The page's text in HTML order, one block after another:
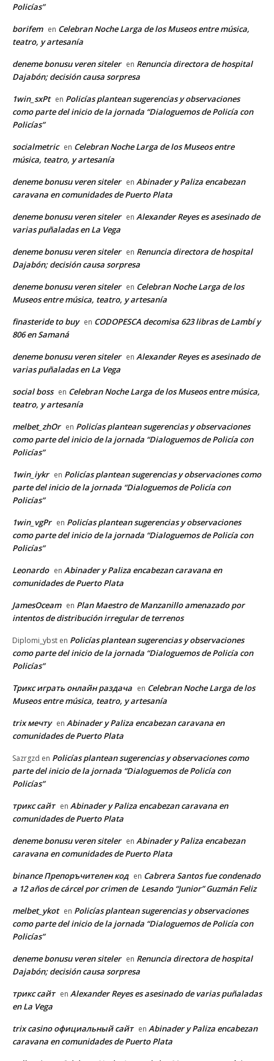
Policías”
borifem en Celebran Noche Larga de los Museos entre música,
teatro, y artesanía
deneme bonusu veren siteler en Renuncia directora de hospital
Dajabón; decisión causa sorpresa
1win_sxPt en Policías plantean sugerencias y observaciones
como parte del inicio de la jornada “Dialoguemos de Policía con
Policías”
socialmetric en Celebran Noche Larga de los Museos entre
música, teatro, y artesanía
deneme bonusu veren siteler en Abinader y Paliza encabezan
caravana en comunidades de Puerto Plata
deneme bonusu veren siteler en Alexander Reyes es asesinado de
varias puñaladas en La Vega
deneme bonusu veren siteler en Renuncia directora de hospital
Dajabón; decisión causa sorpresa
deneme bonusu veren siteler en Celebran Noche Larga de los
Museos entre música, teatro, y artesanía
finasteride to buy en CODOPESCA decomisa 623 libras de Lambí y
806 en Samaná
deneme bonusu veren siteler en Alexander Reyes es asesinado de
varias puñaladas en La Vega
social boss en Celebran Noche Larga de los Museos entre música,
teatro, y artesanía
melbet_zhOr en Policías plantean sugerencias y observaciones
como parte del inicio de la jornada “Dialoguemos de Policía con
Policías”
1win_iykr en Policías plantean sugerencias y observaciones como
parte del inicio de la jornada “Dialoguemos de Policía con
Policías”
1win_vgPr en Policías plantean sugerencias y observaciones
como parte del inicio de la jornada “Dialoguemos de Policía con
Policías”
Leonardo en Abinader y Paliza encabezan caravana en
comunidades de Puerto Plata
JamesOceam en Plan Maestro de Manzanillo amenazado por
intentos de distribución irregular de terrenos
Diplomi_ybst en Policías plantean sugerencias y observaciones
como parte del inicio de la jornada “Dialoguemos de Policía con
Policías”
Трикс играть онлайн раздача en Celebran Noche Larga de los
Museos entre música, teatro, y artesanía
trix мечту en Abinader y Paliza encabezan caravana en
comunidades de Puerto Plata
Sazrgzd en Policías plantean sugerencias y observaciones como
parte del inicio de la jornada “Dialoguemos de Policía con
Policías”
трикс сайт en Abinader y Paliza encabezan caravana en
comunidades de Puerto Plata
deneme bonusu veren siteler en Abinader y Paliza encabezan
caravana en comunidades de Puerto Plata
binance Препоръчителен код en Cabrera Santos fue condenado
a 12 años de cárcel por crimen de Lesando “Junior” Guzmán Feliz
melbet_ykot en Policías plantean sugerencias y observaciones
como parte del inicio de la jornada “Dialoguemos de Policía con
Policías”
deneme bonusu veren siteler en Renuncia directora de hospital
Dajabón; decisión causa sorpresa
трикс сайт en Alexander Reyes es asesinado de varias puñaladas
en La Vega
trix casino официальный сайт en Abinader y Paliza encabezan
caravana en comunidades de Puerto Plata